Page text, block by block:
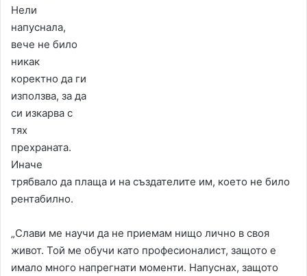
Нели
напуснала,
вече не било
никак
коректно да ги
използва, за да
си изкарва с
тях
прехраната.
Иначе
трябвало да плаща и на създателите им, което не било
рентабилно.
„Слави ме научи да не приемам нищо лично в своя
живот. Той ме обучи като професионалист, защото е
имало много напрегнати моменти. Напуснах, защото